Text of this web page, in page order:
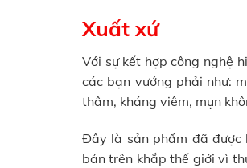
Xuất xứ
Với sự kết hợp công nghệ
các bạn vướng phải như:
thâm, kháng viêm, mụn
Đây là sản phẩm đã được
bán trên khắp thế giới vì